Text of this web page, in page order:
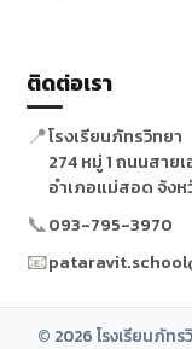
ติดต่อเรา
📍โรงเรียนภัทรวิทยา
274 หมู่ 1 ถนนสาย
อำเภอแม่สอด จังห
📞093-795-3970
📧
© 2026 โรงเรียนภัท